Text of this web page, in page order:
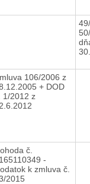
106/2006 z
+ DOD
1/2012 z
č.
-
k zmluva č.
2015